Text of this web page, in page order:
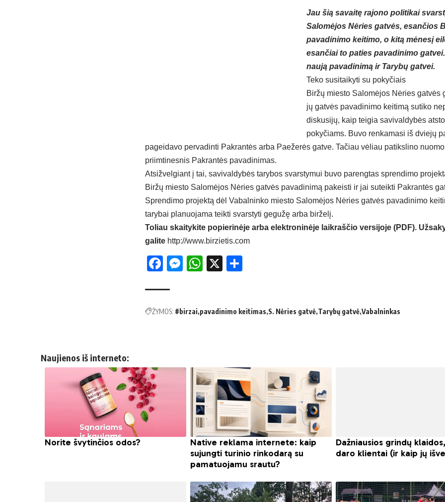
Jau šią savaitę rajono politikai
Salomėjos Nėries gatvės, esančios
pavadinimo keitimo, o kitą mėnesį
esančiai to paties pavadinimo
naują pavadinimą ir Tarybų gatvei.
Teko susitaikyti su pokyčiais
Biržų miesto Salomėjos Nėries gatvės
jų gatvės pavadinimo keitimą sutiko
diskusijų, kaip teigia savivaldybės
pokyčiams. Buvo renkamasi iš dviejų
pageidavo pervadinti Pakrantės arba Paežerės gatve. Tačiau vėliau patikslino
priimtinesnis Pakrantės pavadinimas.
Atsižvelgiant į tai, savivaldybės tarybos svarstymui buvo parengtas sprendimo
Biržų miesto Salomėjos Nėries gatvės pavadinimą pakeisti ir jai suteikti Pakrantės
Sprendimo projektą dėl Vabalninko miesto Salomėjos Nėries gatvės pavadinimo
tarybai planuojama teikti svarstyti gegužę arba birželį.
Toliau skaitykite popierinėje arba elektroninėje laikraščio versijoje (PDF).
galite http://www.birzietis.com
Facebook
Messenger
WhatsApp
X
ŽYMOS: #birzai pavadinimo keitimas S. Nėries gatvė Tarybų gatvė Vabalninkas
Naujienos iš interneto: